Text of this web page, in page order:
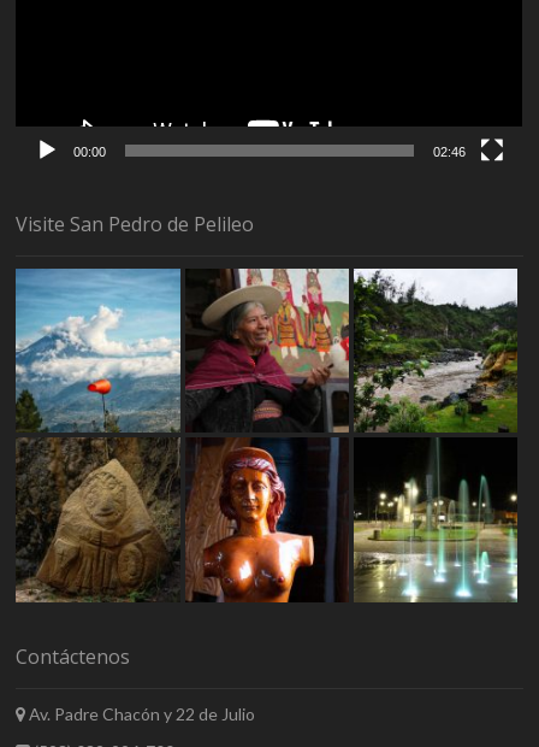
00:00 02:46
Visite San Pedro de Pelileo
Contáctenos
Av. Padre Chacón y 22 de Julio